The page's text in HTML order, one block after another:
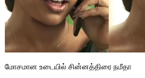
மோசமான உடையில் சின்னத்திரை நமீதா